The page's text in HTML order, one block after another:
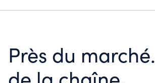
Près du marché.